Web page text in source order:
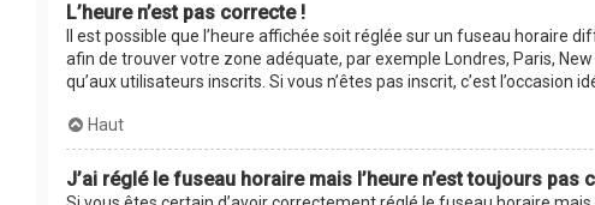
L’heure n’est pas correcte !
Il est possible que l’heure affichée soit réglée sur un fuseau horaire
afin de trouver votre zone adéquate, par exemple Londres, Paris,
qu’aux utilisateurs inscrits. Si vous n’êtes pas inscrit, c’est l’occasion
Haut
J’ai réglé le fuseau horaire mais l’heure n’est toujours pas